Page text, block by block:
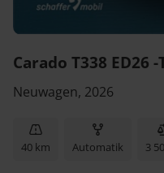
Carado T338 ED26
Neuwagen, 2026
40 km Automatik 3